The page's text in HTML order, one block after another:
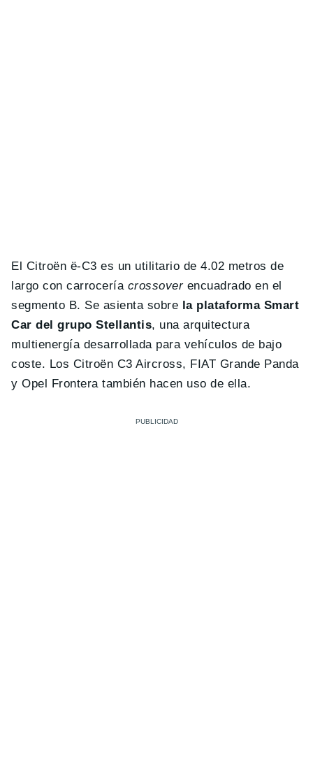
El Citroën ë-C3 es un utilitario de 4.02 metros de
largo con carrocería crossoverencuadrado en el
segmento B. Se asienta sobre la plataforma Smart
Car del grupo Stellantis, una arquitectura
multienergía desarrollada para vehículos de bajo
coste. Los Citroën C3 Aircross, FIAT Grande Panda
y Opel Frontera también hacen uso de ella.